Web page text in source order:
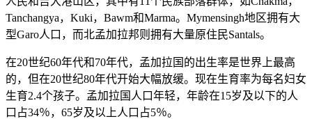
Tanchangya，Kuki，Bawm和Marma。Mymensingh地区拥有大
型Garo人口，而北孟加拉邦则拥有大量原住民Santals。
在20世纪60年代和70年代，孟加拉国的出生率是世界上最高
的，但在20世纪80年代开始大幅放缓。现在生育率为每名妇女
生育2.4个孩子。孟加拉国人口年轻，年龄在15岁及以下的人
口占34％，65岁及以上人口占5％。